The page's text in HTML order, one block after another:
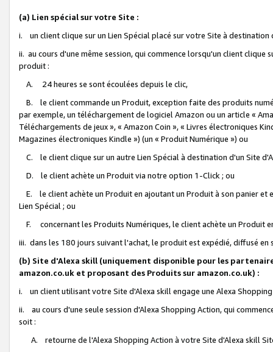
(a) Lien spécial sur votre Site :
i. un client clique sur un Lien Spécial placé sur votre Site à destination
ii. au cours d'une même session, qui commence lorsqu'un client
produit :
A. 24 heures se sont écoulées depuis le clic,
B. le client commande un Produit, exception faite des produits
par exemple, un téléchargement de logiciel Amazon ou un article «
Téléchargements de jeux », « Amazon Coin », « Livres électroniques
Magazines électroniques Kindle ») (un « Produit Numérique ») ou
C. le client clique sur un autre Lien Spécial à destination d'un Site
D. le client achète un Produit via notre option 1-Click ; ou
E. le client achète un Produit en ajoutant un Produit à son panier et
Lien Spécial ; ou
F. concernant les Produits Numériques, le client achète un Produit
iii. dans les 180 jours suivant l'achat, le produit est expédié, diffusé
(b) Site d'Alexa skill (uniquement disponible pour les
amazon.co.uk et proposant des Produits sur amazon.co.uk) :
i. un client utilisant votre Site d'Alexa skill engage une Alexa
ii. au cours d'une seule session d'Alexa Shopping Action, qui
soit :
A. retourne de l'Alexa Shopping Action à votre Site d'Alexa skill